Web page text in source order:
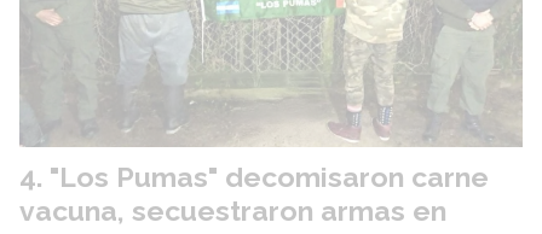
"Los Pumas" decomisaron carne
vacuna, secuestraron armas en